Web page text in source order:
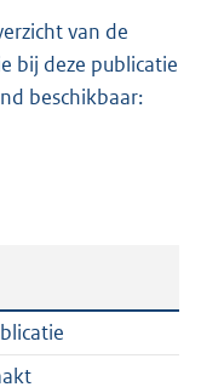
van de
bij deze publicatie
beschikbaar: